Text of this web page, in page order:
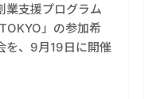
業支援プログラム
」の参加希
を、9月19日に開催